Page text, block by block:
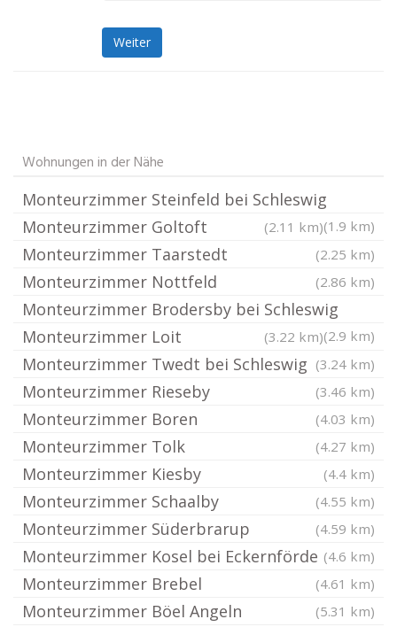
Weiter
Wohnungen in der Nähe
Monteurzimmer Steinfeld bei Schleswig
(1.9 km)
Monteurzimmer Goltoft (2.11 km)
Monteurzimmer Taarstedt (2.25 km)
Monteurzimmer Nottfeld (2.86 km)
Monteurzimmer Brodersby bei Schleswig
(2.9 km)
Monteurzimmer Loit (3.22 km)
Monteurzimmer Twedt bei Schleswig (3.24 km)
Monteurzimmer Rieseby (3.46 km)
Monteurzimmer Boren (4.03 km)
Monteurzimmer Tolk (4.27 km)
Monteurzimmer Kiesby (4.4 km)
Monteurzimmer Schaalby (4.55 km)
Monteurzimmer Süderbrarup (4.59 km)
Monteurzimmer Kosel bei Eckernförde (4.6 km)
Monteurzimmer Brebel (4.61 km)
Monteurzimmer Böel Angeln (5.31 km)